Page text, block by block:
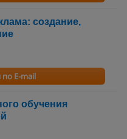
создание,
E-mail
обучения